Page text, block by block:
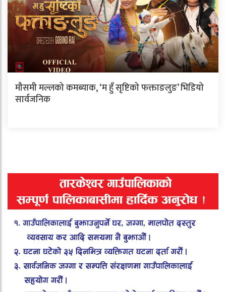
मौसमी मल्लको कमब्याक, ‘म हुँ सृष्टिको फक्ताङलुङ’ भिडियो
सार्वजनिक